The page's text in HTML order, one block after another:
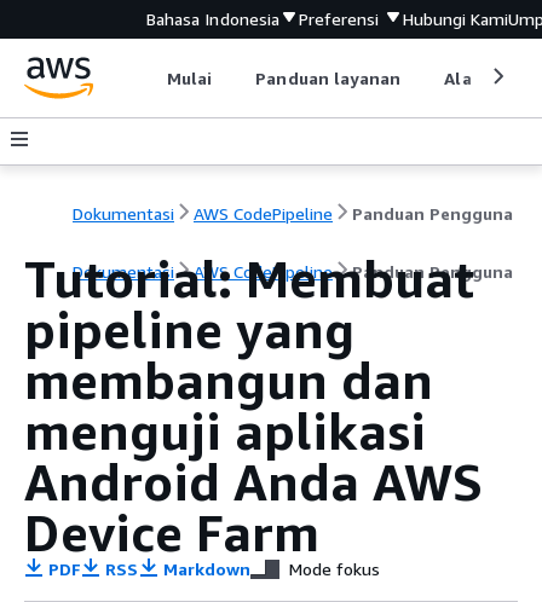
Bahasa Indonesia Preferensi Hubungi Kami
Mulai Panduan layanan Alat
Dokumentasi AWS CodePipeline Panduan Pengguna
Dokumentasi AWS CodePipeline Panduan Pengguna
Tutorial: Membuat
pipeline yang
membangun dan
menguji aplikasi
Android Anda AWS
Device Farm
PDF RSS Markdown Mode fokus